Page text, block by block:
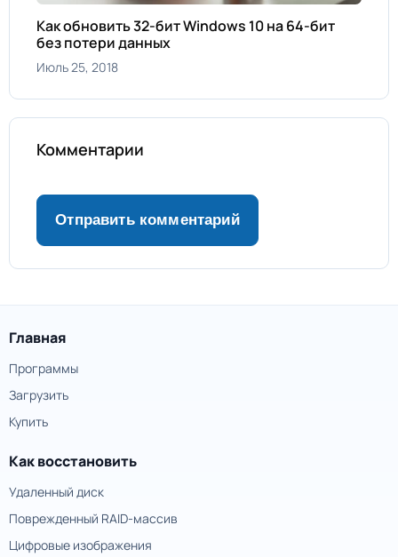
Как обновить 32-бит Windows 10 на 64-бит
без потери данных
Июль 25, 2018
Комментарии
Главная
Программы
Загрузить
Купить
Как восстановить
Удаленный диск
Поврежденный RAID-массив
Цифровые изображения